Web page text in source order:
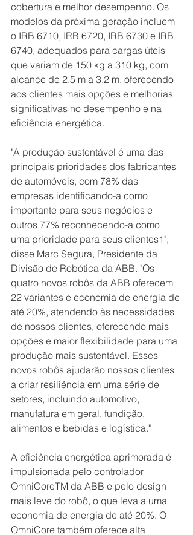
cobertura e melhor desempenho. Os
modelos da próxima geração incluem
o IRB 6710, IRB 6720, IRB 6730 e IRB
6740, adequados para cargas úteis
que variam de 150 kg a 310 kg, com
alcance de 2,5 m a 3,2 m, oferecendo
aos clientes mais opções e melhorias
significativas no desempenho e na
eficiência energética.
"A produção sustentável é uma das
principais prioridades dos fabricantes
de automóveis, com 78% das
empresas identificando-a como
importante para seus negócios e
outros 77% reconhecendo-a como
uma prioridade para seus clientes1",
disse Marc Segura, Presidente da
Divisão de Robótica da ABB. "Os
quatro novos robôs da ABB oferecem
22 variantes e economia de energia de
até 20%, atendendo às necessidades
de nossos clientes, oferecendo mais
opções e maior flexibilidade para uma
produção mais sustentável. Esses
novos robôs ajudarão nossos clientes
a criar resiliência em uma série de
setores, incluindo automotivo,
manufatura em geral, fundição,
alimentos e bebidas e logística."
A eficiência energética aprimorada é
impulsionada pelo controlador
OmniCoreTM da ABB e pelo design
mais leve do robô, o que leva a uma
economia de energia de até 20%. O
OmniCore também oferece alta